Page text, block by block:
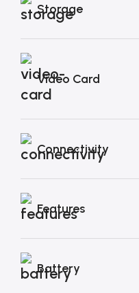
Storage
Video Card
Connectivity
Features
Battery